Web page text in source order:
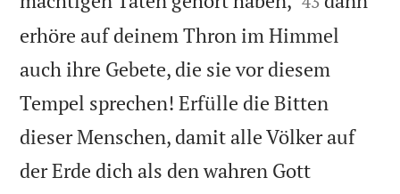
erhöre auf deinem Thron im Himmel
auch ihre Gebete, die sie vor diesem
Tempel sprechen! Erfülle die Bitten
dieser Menschen, damit alle Völker auf
der Erde dich als den wahren Gott